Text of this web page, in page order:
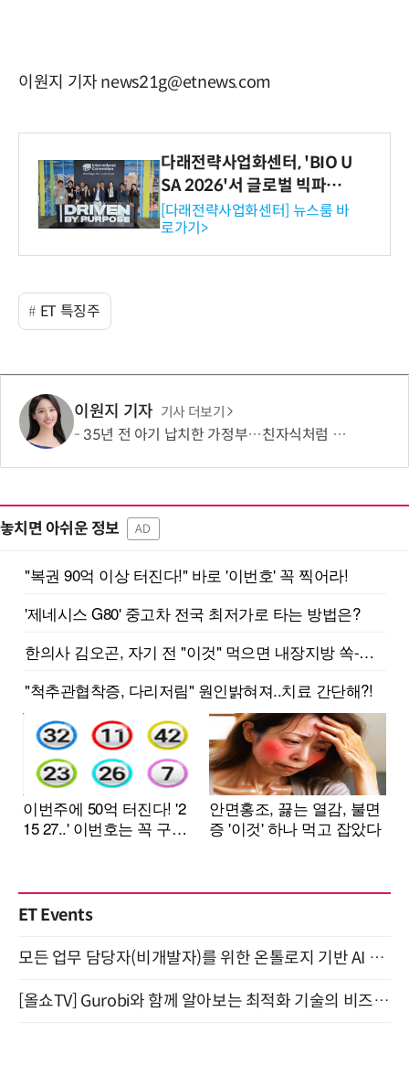
이원지 기자 news21g@etnews.com
다래전략사업화센터, 'BIO U
SA 2026'서 글로벌 빅파마
와의 비즈니스 미팅 지원…K
-바이오 해외 진출 교두보 확
보
[다래전략사업화센터] 뉴스룸 바
로가기>
ET 특징주
이원지 기자 기사 더보기
35년 전 아기 납치한 가정부…친자식처럼 키워서? '징역 3년' 논란
놓치면 아쉬운 정보 AD
ET Events
모든 업무 담당자(비개발자)를 위한 온톨로지 기반 AI 지식체계 설계 1-day 워크숍 8월 20일 개최
[올쇼TV] Gurobi와 함께 알아보는 최적화 기술의 비즈니스 활용 (8월 20일 생방송)